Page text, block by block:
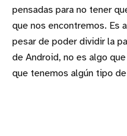
pensadas para no tener
que nos encontremos. Es
pesar de poder dividir la
de Android, no es algo
que tenemos algún tipo de